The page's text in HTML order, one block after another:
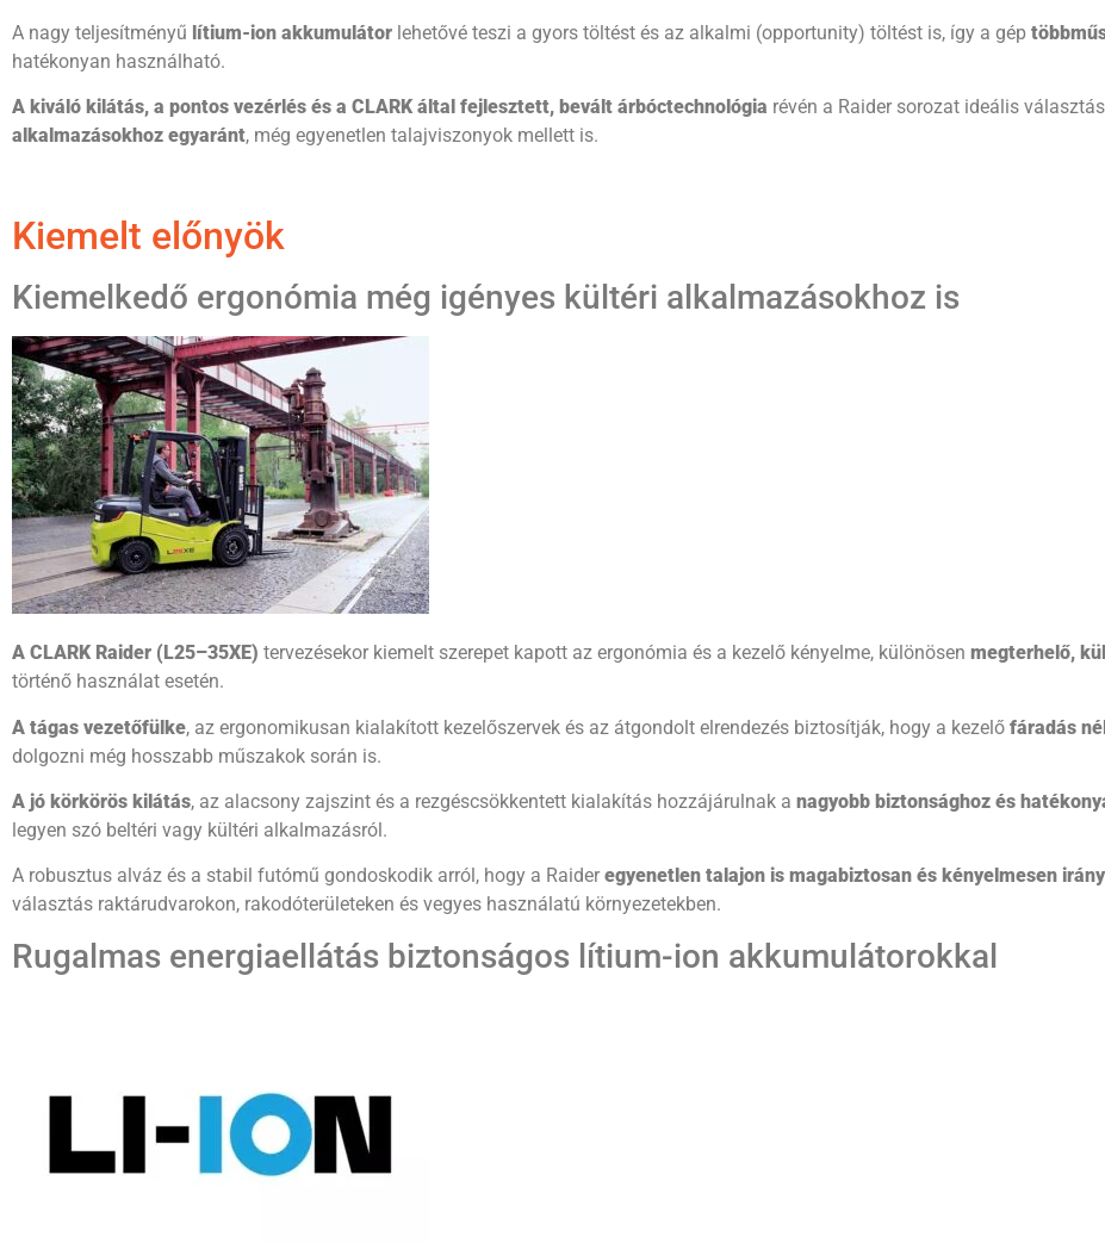
A nagy teljesítményű lítium-ion akkumulátor lehetővé teszi a gyors töltést és az alkalmi (opportunity) töltést is, így a gép
hatékonyan használható.
A kiváló kilátás, a pontos vezérlés és a CLARK által fejlesztett, bevált árbóctechnológia révén a Raider sorozat ideális választás
alkalmazásokhoz egyaránt, még egyenetlen talajviszonyok mellett is.
Kiemelt előnyök
Kiemelkedő ergonómia még igényes kültéri alkalmazásokhoz is
A CLARK Raider (L25–35XE) tervezésekor kiemelt szerepet kapott az ergonómia és a kezelő kényelme, különösen megterhelő,
történő használat esetén.
A tágas vezetőfülke, az ergonomikusan kialakított kezelőszervek és az átgondolt elrendezés biztosítják, hogy a kezelő fáradás
dolgozni még hosszabb műszakok során is.
A jó körkörös kilátás, az alacsony zajszint és a rezgéscsökkentett kialakítás hozzájárulnak a nagyobb biztonsághoz és
legyen szó beltéri vagy kültéri alkalmazásról.
A robusztus alváz és a stabil futómű gondoskodik arról, hogy a Raider egyenetlen talajon is magabiztosan és kényelmesen
választás raktárudvarokon, rakodóterületeken és vegyes használatú környezetekben.
Rugalmas energiaellátás biztonságos lítium-ion akkumulátorokkal